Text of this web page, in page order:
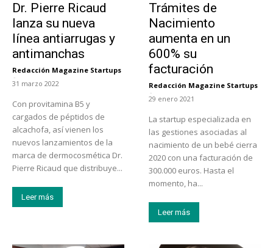
Dr. Pierre Ricaud
lanza su nueva
línea antiarrugas y
antimanchas
Redacción Magazine Startups
-
31 marzo 2022
Con provitamina B5 y
cargados de péptidos de
alcachofa, así vienen los
nuevos lanzamientos de la
marca de dermocosmética Dr.
Pierre Ricaud que distribuye...
Leer más
Trámites de
Nacimiento
aumenta en un
600% su
facturación
Redacción Magazine Startups
-
29 enero 2021
La startup especializada en
las gestiones asociadas al
nacimiento de un bebé cierra
2020 con una facturación de
300.000 euros. Hasta el
momento, ha...
Leer más